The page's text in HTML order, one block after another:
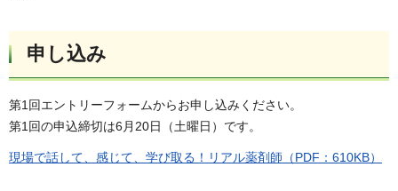
申し込み
第1回エントリーフォームからお申し込みください。
第1回の申込締切は6月20日（土曜日）です。
現場で話して、感じて、学び取る！リアル薬剤師（PDF：610KB）